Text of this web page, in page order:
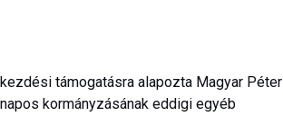
támogatásra alapozta Magyar Péter
kormányzásának eddigi egyéb